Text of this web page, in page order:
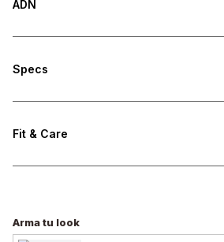
ADN
Specs
Fit & Care
Arma tu look